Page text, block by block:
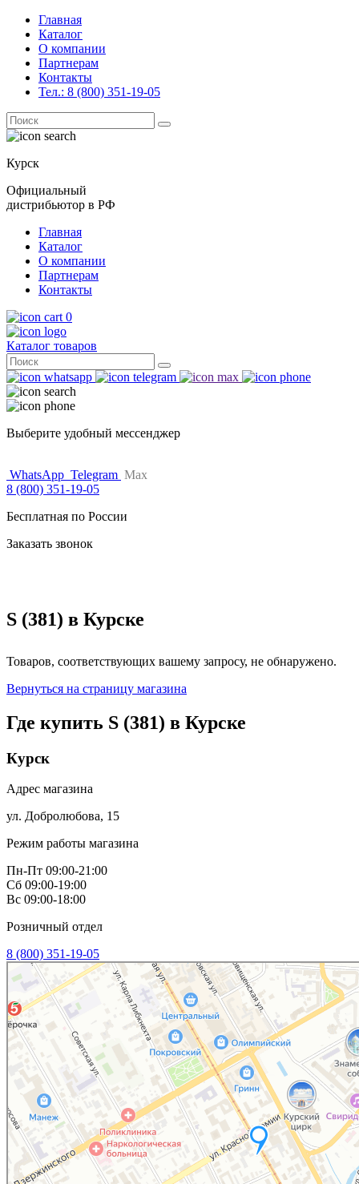
Главная
Каталог
О компании
Партнерам
Контакты
Тел.: 8 (800) 351-19-05
Поиск
for:
Курск
Официальный
дистрибьютор в РФ
Главная
Каталог
О компании
Партнерам
Контакты
0
Каталог товаров
Поиск
for:
Выберите удобный мессенджер
WhatsApp Telegram Max
8 (800) 351-19-05
Бесплатная по России
Заказать звонок
S (381) в Курске
Товаров, соответствующих вашему запросу, не обнаружено.
Вернуться на страницу магазина
Где купить S (381) в Курске
Курск
Адрес магазина
ул. Добролюбова, 15
Режим работы магазина
Пн-Пт 09:00-21:00
Сб 09:00-19:00
Вс 09:00-18:00
Розничный отдел
8 (800) 351-19-05